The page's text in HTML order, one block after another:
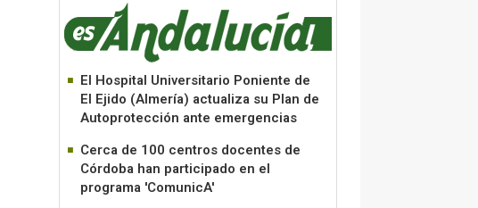
El Hospital Universitario Poniente de
El Ejido (Almería) actualiza su Plan de
Autoprotección ante emergencias
Cerca de 100 centros docentes de
Córdoba han participado en el
programa 'ComunicA'